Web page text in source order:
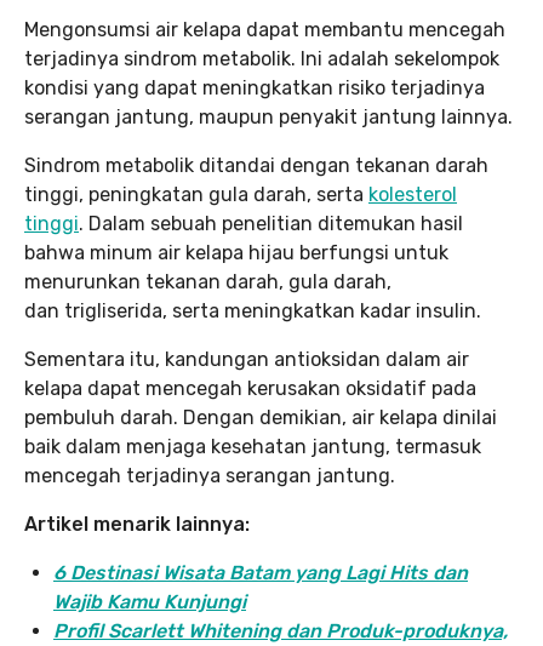
Mengonsumsi air kelapa dapat membantu mencegah
terjadinya sindrom metabolik. Ini adalah sekelompok
kondisi yang dapat meningkatkan risiko terjadinya
serangan jantung, maupun penyakit jantung lainnya.
Sindrom metabolik ditandai dengan tekanan darah
tinggi, peningkatan gula darah, serta kolesterol
tinggi. Dalam sebuah penelitian ditemukan hasil
bahwa minum air kelapa hijau berfungsi untuk
menurunkan tekanan darah, gula darah,
dan trigliserida, serta meningkatkan kadar insulin.
Sementara itu, kandungan antioksidan dalam air
kelapa dapat mencegah kerusakan oksidatif pada
pembuluh darah. Dengan demikian, air kelapa dinilai
baik dalam menjaga kesehatan jantung, termasuk
mencegah terjadinya serangan jantung.
Artikel menarik lainnya:
6 Destinasi Wisata Batam yang Lagi Hits dan
Wajib Kamu Kunjungi
Profil Scarlett Whitening dan Produk-produknya,